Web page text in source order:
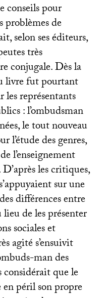
conseils pour
problèmes de
selon ses éditeurs,
très
conjugale. Dès la
livre fut pourtant
représentants
: l’ombudsman
le tout nouveau
l’étude des genres,
l’enseignement
les critiques,
sur une
différences entre
de les présenter
sociales et
agité s’ensuivit
man des
considérait que le
péril son propre